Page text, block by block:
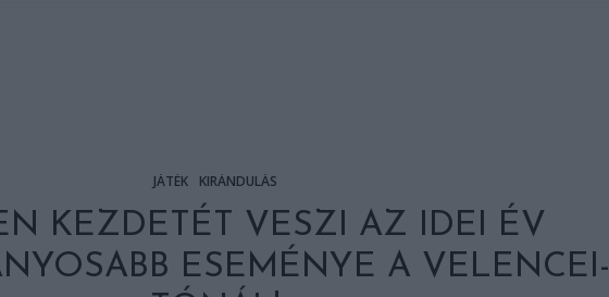
JÁTÉK KIRÁNDULÁS
KEZDETÉT VESZI AZ IDEI ÉV
ESEMÉNYE A VELENCEI-